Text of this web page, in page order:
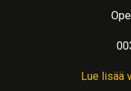
Lue lisää